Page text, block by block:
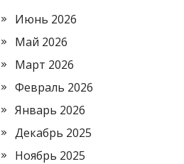
Июнь 2026
Май 2026
Март 2026
Февраль 2026
Январь 2026
Декабрь 2025
Ноябрь 2025